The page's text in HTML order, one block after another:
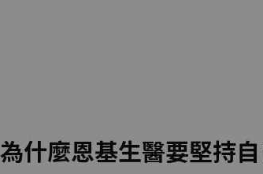
為什麼恩基生醫要堅持